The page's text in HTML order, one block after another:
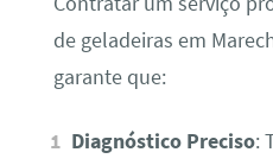
de geladeiras em
garante que:
Diagnóstico Preciso: